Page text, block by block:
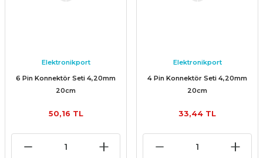
Elektronikport
6 Pin Konnektör Seti 4,20mm
20cm
50,16 TL
Elektronikport
4 Pin Konnektör Seti 4,20mm
20cm
33,44 TL